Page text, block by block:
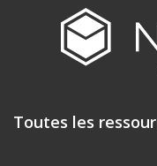
Toutes les